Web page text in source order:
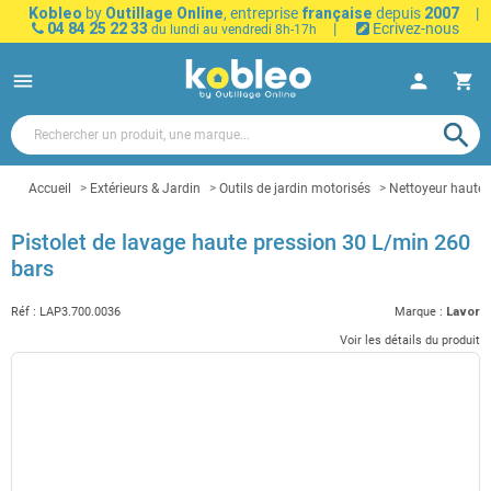
Kobleo by Outillage Online, entreprise française depuis 2007
|
04 84 25 22 33 du lundi au vendredi 8h-17h | Ecrivez-nous
menu person shopping_cart
search
Accueil Extérieurs & Jardin Outils de jardin motorisés Nettoyeur haute
Pistolet de lavage haute pression 30 L/min 260
bars
Réf : LAP3.700.0036 Marque : Lavor
Voir les détails du produit